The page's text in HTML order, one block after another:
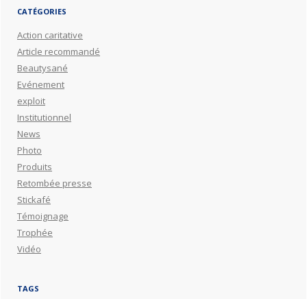
CATÉGORIES
Action caritative
Article recommandé
Beautysané
Evénement
exploit
Institutionnel
News
Photo
Produits
Retombée presse
Stickafé
Témoignage
Trophée
Vidéo
TAGS